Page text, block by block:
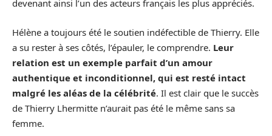
devenant ainsi l’un des acteurs français les plus appréciés.
Hélène a toujours été le soutien indéfectible de Thierry. Elle
a su rester à ses côtés, l’épauler, le comprendre. Leur
relation est un exemple parfait d’un amour
authentique et inconditionnel, qui est resté intact
malgré les aléas de la célébrité. Il est clair que le succès
de Thierry Lhermitte n’aurait pas été le même sans sa
femme.